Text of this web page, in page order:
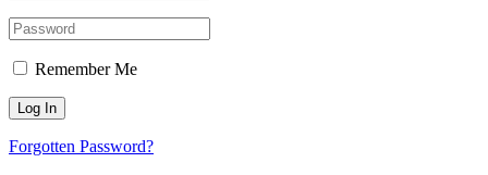
Remember Me
Forgotten Password?